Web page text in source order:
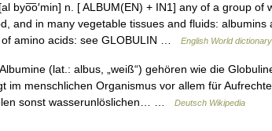
byo͞o′min] n. [ ALBUM(EN) + IN1] any of a group of
and in many vegetable tissues and fluids:
amino acids: see GLOBULIN …
English World dictionary
(lat.: albus, „weiß“) gehören wie die
im menschlichen Organismus vor allem für
sonst wasserunlöslichen… …
Deutsch Wikipedia